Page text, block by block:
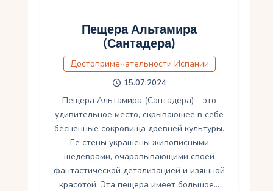
Пещера Альтамира
(Сантадера)
Достопримечательности Испании
15.07.2024
Пещера Альтамира (Сантадера) – это
удивительное место, скрывающее в себе
бесценные сокровища древней культуры.
Ее стены украшены живописными
шедеврами, очаровывающими своей
фантастической детализацией и изящной
красотой. Эта пещера имеет большое…